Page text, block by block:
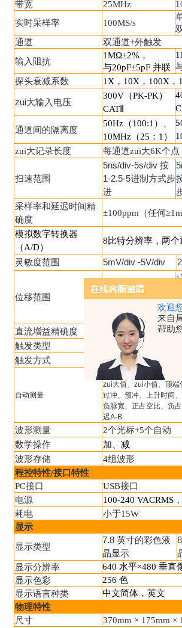
欢迎
来自
帮助
带宽
25MHz
实时采样率
100MS/s
通道
双通道+外触发
输入阻抗
1MΩ±2% ，
与20pF±5pF并联
探头衰减系数 1X ， 10X ， 100X ，
zui大输入电压
300V（PK-PK）
CAT
通道间的隔离度
50Hz（100:1）
10MHz （25 ： 1 ）
zui大记录长度
每通道zui大6K个点
扫速范围
5ns/div-5s/div 按
1-2.5-5进制方式步
进
采样率和延迟时间精
确度
±100ppm（任何≥
模拟数字转换器
（A/D）
8比特分辨率，两
灵敏度范围 5mV/div -5V/div
位移范围 ±10div
直流增益精确度
5% ±
触发类型
边沿、视频
触发方式 自动、正常、单次
自动测量
峰-峰值、平均值、均方
zui大值、zui小值、顶端
过冲、预冲、上升时间
负脉宽、正占空比、负
迟A-B
波形测量 2个光标+5个自动
数学操作
加、减
波形存储
4组波形
程控特性/接口特性
PC接口 USB接口
电源
100-240 VACRMS
耗电
小于15W
显示
显示类型
7.8 英寸的彩色液
晶显示
显示分辨率 640 水平×480垂直
显示色彩
256色
显示语言种类
中文简体，英文
物理特性
尺寸
370mm × 175mm ×